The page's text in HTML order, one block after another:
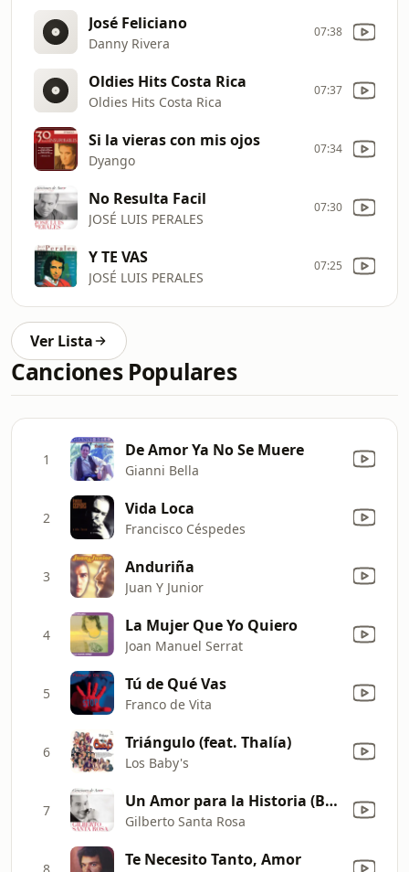
José Feliciano
Danny Rivera
07:38
Oldies Hits Costa Rica
Oldies Hits Costa Rica
07:37
Si la vieras con mis ojos
Dyango
07:34
No Resulta Facil
JOSÉ LUIS PERALES
07:30
Y TE VAS
JOSÉ LUIS PERALES
07:25
Ver Lista
Canciones Populares
1 De Amor Ya No Se Muere
Gianni Bella
2 Vida Loca
Francisco Céspedes
3 Anduriña
Juan Y Junior
4 La Mujer Que Yo Quiero
Joan Manuel Serrat
5 Tú de Qué Vas
Franco de Vita
6 Triángulo (feat. Thalía)
Los Baby's
7 Un Amor para la Historia (Bolero/Balada)
Gilberto Santa Rosa
8 Te Necesito Tanto, Amor